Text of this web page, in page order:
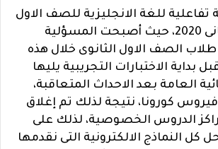
تفاعلية للغة الانجليزية للصف الاول
حيث
أصبحت المسؤلية
الصف الاول الثانوى خلال هذه
بداية الاختبارات التجريبية يليها
العامة بعد الاحداث المتعاقبة،
كورونا، نتيجة لذلك تم إغلاق
الدروس الخصوصية، لذلك على
كل النماذج الالكترونية التى نقدمها